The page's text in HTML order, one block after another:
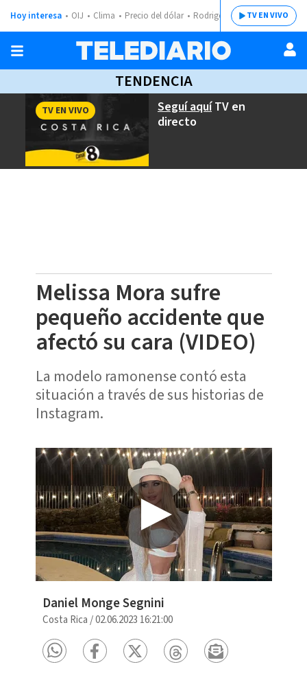
Hoy interesa OIJ Clima Precio del dólar Rodrigo ChavesTV EN VIVO
TENDENCIA
Seguí aquíTV en
directo
TV EN VIVO
Melissa Mora sufre
pequeño accidente que
afectó su cara (VIDEO)
La modelo ramonense contó esta
situación a través de sus historias de
Instagram.
Daniel Monge Segnini
Costa Rica /02.06.2023 16:21:00